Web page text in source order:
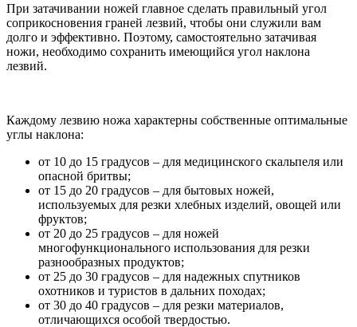
При затачивании ножей главное сделать правильный угол
соприкосновения граней лезвий, чтобы они служили вам
долго и эффективно. Поэтому, самостоятельно затачивая
ножи, необходимо сохранить имеющийся угол наклона
лезвий.
Каждому лезвию ножа характерны собственные оптимальные
углы наклона:
от 10 до 15 градусов – для медицинского скальпеля или
опасной бритвы;
от 15 до 20 градусов – для бытовых ножей,
используемых для резки хлебных изделий, овощей или
фруктов;
от 20 до 25 градусов – для ножей
многофункционального использования для резки
разнообразных продуктов;
от 25 до 30 градусов – для надежных спутников
охотников и туристов в дальних походах;
от 30 до 40 градусов – для резки материалов,
отличающихся особой твердостью.